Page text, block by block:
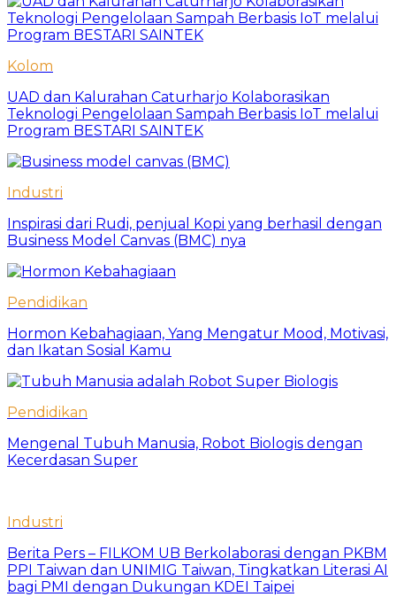
Kolom
UAD dan Kalurahan Caturharjo Kolaborasikan
Teknologi Pengelolaan Sampah Berbasis IoT melalui
Program BESTARI SAINTEK
Industri
Inspirasi dari Rudi, penjual Kopi yang berhasil dengan
Business Model Canvas (BMC) nya
Pendidikan
Hormon Kebahagiaan, Yang Mengatur Mood, Motivasi,
dan Ikatan Sosial Kamu
Pendidikan
Mengenal Tubuh Manusia, Robot Biologis dengan
Kecerdasan Super
Industri
Berita Pers – FILKOM UB Berkolaborasi dengan PKBM
PPI Taiwan dan UNIMIG Taiwan, Tingkatkan Literasi AI
bagi PMI dengan Dukungan KDEI Taipei